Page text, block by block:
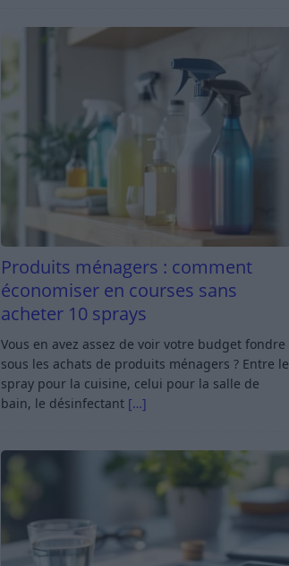
Produits ménagers : comment
économiser en courses sans
acheter 10 sprays
Vous en avez assez de voir votre budget fondre
sous les achats de produits ménagers ? Entre le
spray pour la cuisine, celui pour la salle de
bain, le désinfectant […]